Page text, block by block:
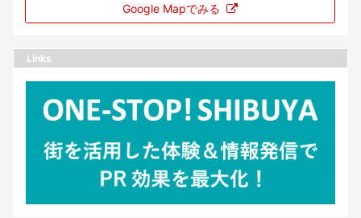
Google Mapでみる
Links